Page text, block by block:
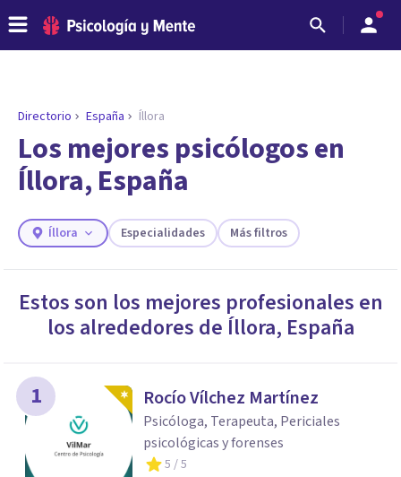
ENCONTRAR MI TERAPEUTA
¿Necesitas ayuda para encontrar el
Responde a unas breves preguntas y te ofreceremos
los profesionales que más se ajustan a tus
necesidades.
Responder cuestionario
Directorio España Íllora
Los mejores psicólogos en
Íllora, España
Íllora Especialidades Más filtros
Estos son los mejores profesionales en
los alrededores de Íllora, España
1 Rocío Vílchez Martínez
Psicóloga, Terapeuta, Periciales
psicológicas y forenses
5 / 5